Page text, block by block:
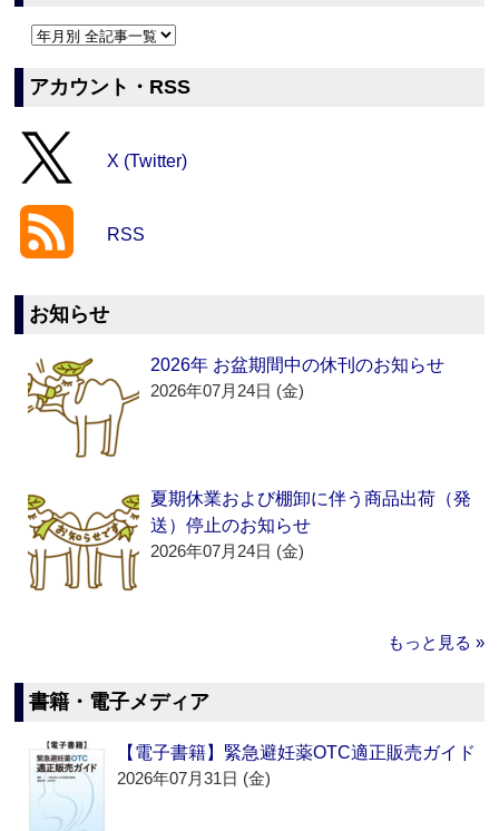
アカウント・RSS
X (Twitter)
RSS
お知らせ
2026年 お盆期間中の休刊のお知らせ
2026年07月24日 (金)
夏期休業および棚卸に伴う商品出荷（発
送）停止のお知らせ
2026年07月24日 (金)
もっと見る »
書籍・電子メディア
【電子書籍】緊急避妊薬OTC適正販売ガイド
2026年07月31日 (金)